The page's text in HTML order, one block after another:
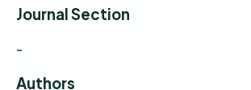
Journal Section
-
Authors